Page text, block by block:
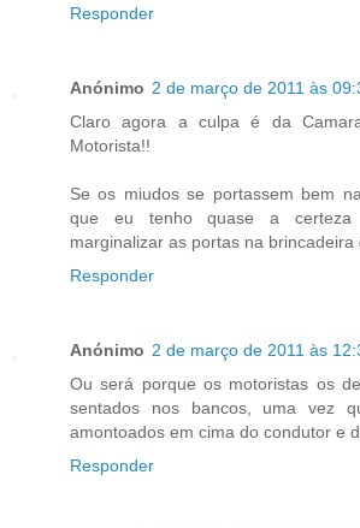
Responder
Anónimo 2 de março de 2011 às
Claro agora a culpa é da
Motorista!!
Se os miudos se portassem bem
que eu tenho quase a
marginalizar as portas na brincadeira
Responder
Anónimo 2 de março de 2011 às
Ou será porque os motoristas os
sentados nos bancos, uma vez
amontoados em cima do condutor e
Responder